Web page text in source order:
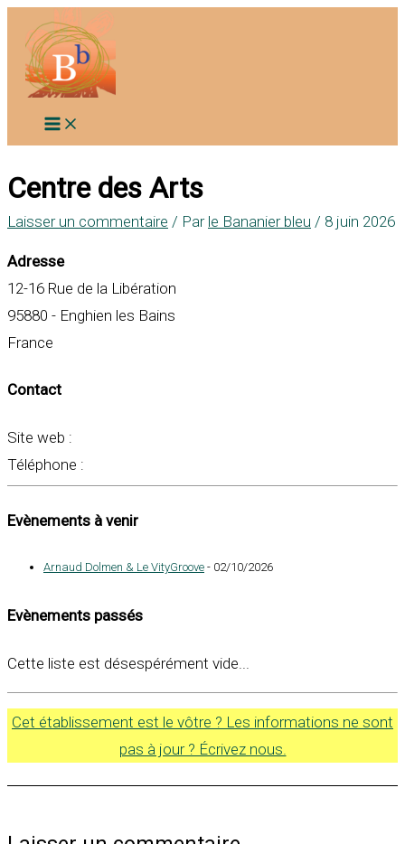
contenu
Centre des Arts
Laisser un commentaire / Par le Bananier bleu / 8 juin 2026
Adresse
12-16 Rue de la Libération
95880 - Enghien les Bains
France
Contact
Site web :
Téléphone :
Evènements à venir
Arnaud Dolmen & Le VityGroove - 02/10/2026
Evènements passés
Cette liste est désespérément vide...
Cet établissement est le vôtre ? Les informations ne sont
pas à jour ? Écrivez nous.